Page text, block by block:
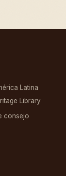
Latina
Library
consejo